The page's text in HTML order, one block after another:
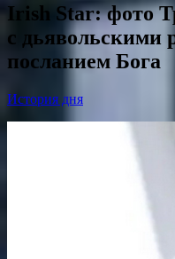
Irish Star: фото
с дьявольскими
посланием Бога
История дня